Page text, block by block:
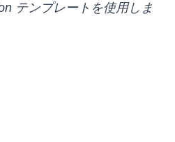
テンプレートを使用しま